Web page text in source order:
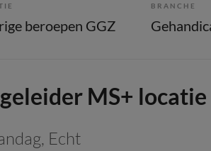
beroepen GGZ
BRANCHE
MS+ locatie
, Echt